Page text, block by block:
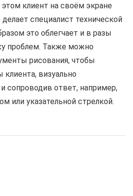
этом клиент на своём экране
специалист технической
это облегчает и в разы
проблем. Также можно
рисования, чтобы
визуально
сопроводив ответ, например,
или указательной стрелкой.